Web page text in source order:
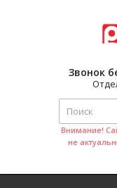
Звонок
Внимание!
не